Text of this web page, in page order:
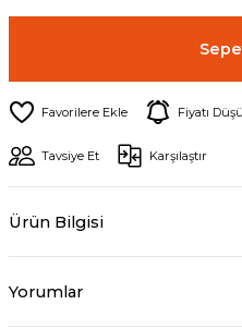
Fiyatı
Tavsiye Et Karşılaştır
Ürün Bilgisi
Yorumlar